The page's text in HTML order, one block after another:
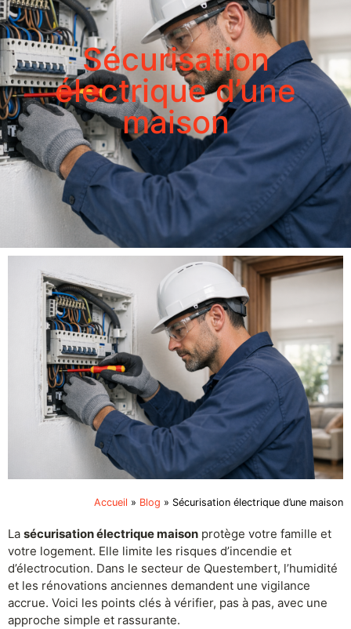
Sécurisation
électrique d’une
maison
Accueil » Blog » Sécurisation électrique d’une maison
La sécurisation électrique maison protège votre famille et
votre logement. Elle limite les risques d’incendie et
d’électrocution. Dans le secteur de Questembert, l’humidité
et les rénovations anciennes demandent une vigilance
accrue. Voici les points clés à vérifier, pas à pas, avec une
approche simple et rassurante.